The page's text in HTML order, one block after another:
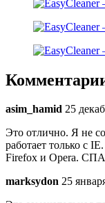
asim_hamid 25
Это отлично. Я не
работает только с
Firefox и Opera.
marksydon 25